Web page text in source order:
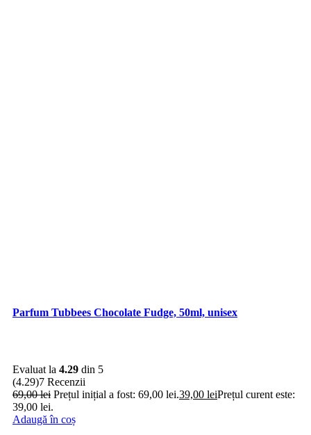
Parfum Tubbees Chocolate Fudge, 50ml, unisex
Evaluat la 4.29 din 5
(4.29)7 Recenzii
69,00lei Prețul inițial a fost: 69,00 lei.39,00 leiPrețul curent este:
39,00 lei.
Adaugă în coș